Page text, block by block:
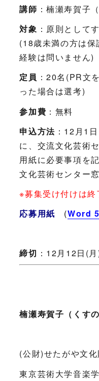
講師 ：楠瀬寿賀子
対象 ：原則として
(18歳未満の方は保
経験は問いません)
定員 ：20名(PR文
った場合は選考)
参加費 ：無料
申込方法 ：12月1
に、交流文化芸術
用紙に必要事項を
文化芸術センター
※募集受け付けは終
応募用紙 (Word
締切 ：12月12日(
楠瀬寿賀子（くす
(公財)せたがや文
東京芸術大学音楽